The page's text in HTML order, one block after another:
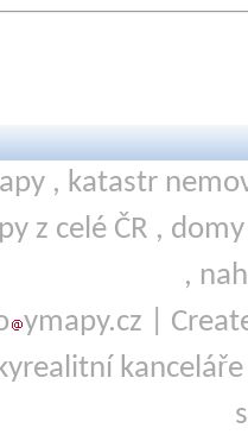
, katastr
z celé ČR ,
,
ymapy.cz |
realitní